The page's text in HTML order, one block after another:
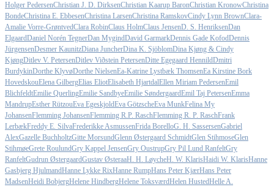
Holger PedersenChristian J. D. DirksenChristian Kaarup BaronChristian KronowChristina
BondeChristina E. EbbesenChristina LarsenChristina RamskovCindy Lynn BrownClara-
Amalie Vorre-GrøntvedClara RobinClaus HolmClaus JensenD. S. HenriksenDan
ElgaardDaniel Norén TegnerDan MygindDavid GarmarkDennis Gade KofodDennis
JürgensenDesmer KaunitzDiana JuncherDina K. SjöblomDina Kjøng & Cindy
KjøngDitlev V. PetersenDitlev Viðstein PetersenDitte Egegaard HennildDmitri
BurdykinDorthe KlyvøDorthe NielsenEa-Katrine Lystbæk ThomsenEa Kirstine Bork
HovedskouElena GilbergElias EliotElisabeth HjartdalEllen Miriam PedersenEmil
BlichfeldtEmilie QuerlingEmilie SandbyeEmilie SøndergaardEmil Taj PetersenEmma
MandrupEsther RützouEva EgeskjoldEva GötzscheEva MunkFelina My
JohansenFlemming JohansenFlemming R.P. RaschFlemming R. P. RaschFrank
LerbækFreddy E. SilvaFrederikke AsmussenFrida BorelloG. H. SassersenGabriel
AlexGazelle BuchholtzGitte MorsundGlenn Østergaard SchmidtGlen StihmoseGlen
StihmøeGrete RoulundGry Kappel JensenGry OustrupGry Pil Lund RanfeltGry
RanfeltGudrun ØstergaardGustav ØsteraaH. H. LøycheH. W. KlarisHaidi W. KlarisHanne
Gasbjerg HjulmandHanne Lykke RixHanne RumpHans Peter KjærHans Peter
MadsenHeidi BobjergHelene HindbergHelene ToksværdHelen HustedHelle A.